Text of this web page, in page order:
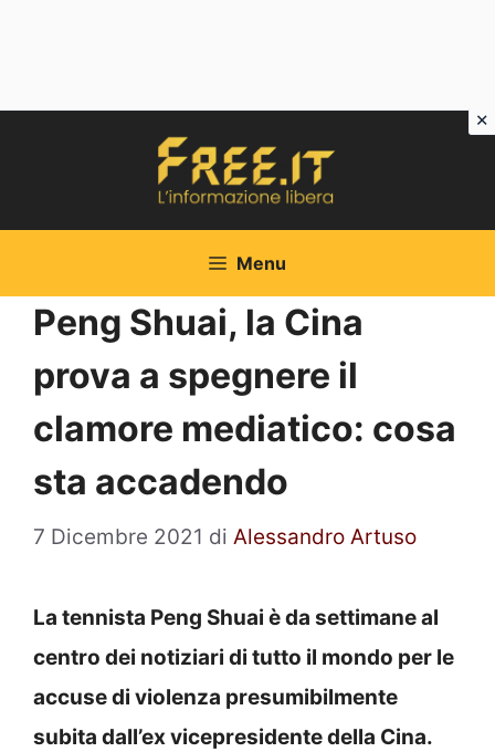
Menu
Peng Shuai, la Cina
prova a spegnere il
clamore mediatico: cosa
sta accadendo
7 Dicembre 2021 di Alessandro Artuso
La tennista Peng Shuai è da settimane al
centro dei notiziari di tutto il mondo per le
accuse di violenza presumibilmente
subita dall’ex vicepresidente della Cina.